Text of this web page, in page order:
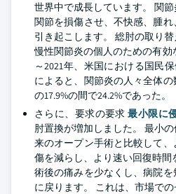
世界中で成長しています。 関
関節を損傷させ、不快感、腫
引き起こします。 総肘の取り
慢性関節炎の個人のための有効
～2021年、米国における国民
によると、関節炎の人々全体
の17.9%の間で24.2%であった。
さらに、要求の要求最小限に
肘置換が増加しました。 最小
来のオープン手術と比較して
傷を減らし、より速い回復時間
術後の痛みを少なくし、病院
に戻ります。 これは、市場で